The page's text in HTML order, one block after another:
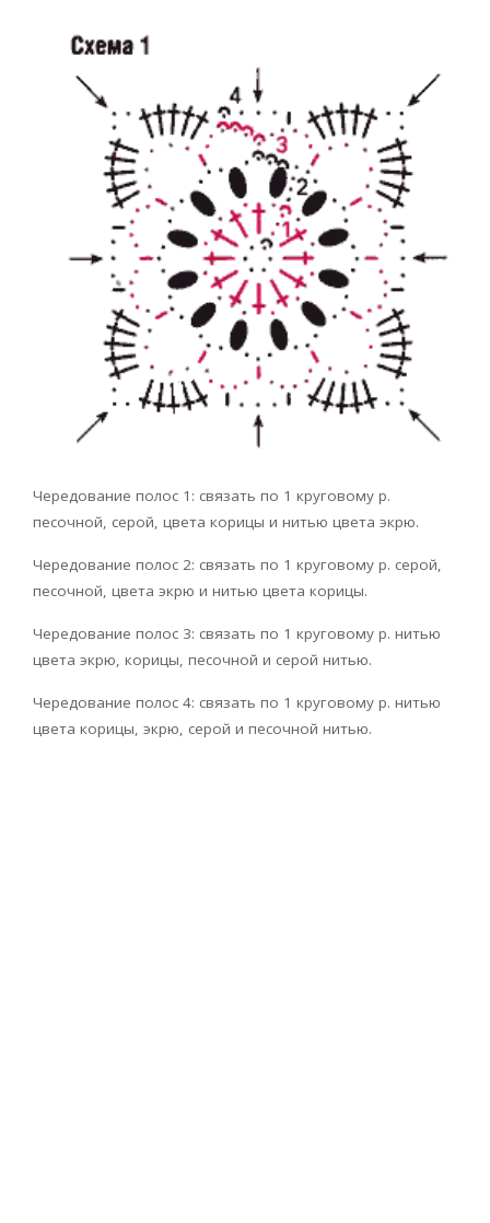
Чередование полос 1: связать по 1 круговому р.
песочной, серой, цвета корицы и нитью цвета экрю.
Чередование полос 2: связать по 1 круговому р. серой,
песочной, цвета экрю и нитью цвета корицы.
Чередование полос 3: связать по 1 круговому р. нитью
цвета экрю, корицы, песочной и серой нитью.
Чередование полос 4: связать по 1 круговому р. нитью
цвета корицы, экрю, серой и песочной нитью.